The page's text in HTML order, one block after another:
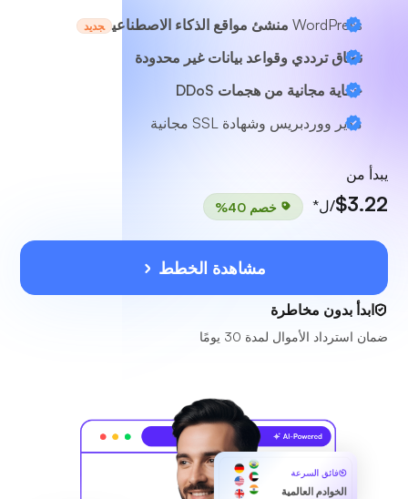
WordPress منشئ مواقع الذكاء الاصطناعي جديد
نطاق ترددي وقواعد بيانات غير محدودة
حماية مجانية من هجمات DDoS
مدير ووردبريس وشهادة SSL مجانية
يبدأ من
$3.22/ل* خصم 40%
مشاهدة الخطط
ابدأ بدون مخاطرة
ضمان استرداد الأموال لمدة 30 يومًا
فائق السرعة
الخوادم العالمية